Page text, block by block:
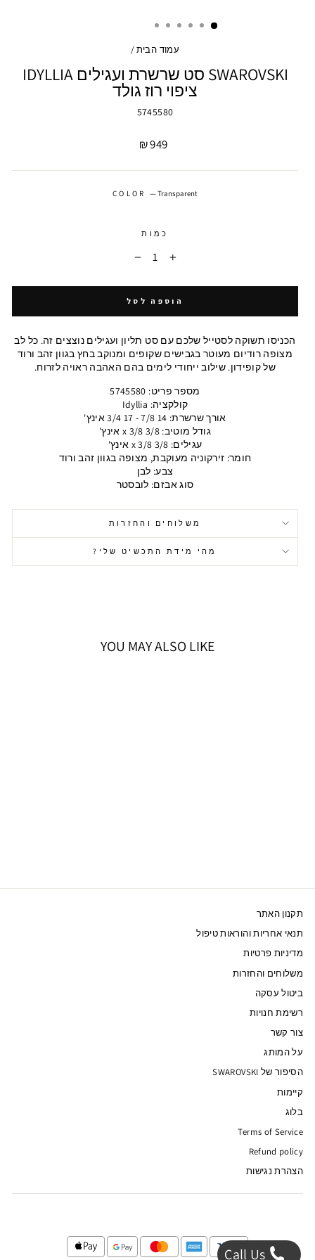
עמוד הבית /
SWAROVSKI סט שרשרת ועגילים IDYLLIA
ציפוי רוז גולד
5745580
מחיר
949 ₪
COLOR —Transparent
כמות
+
הוספה לסל
הכניסו תשוקה לסטייל שלכם עם סט תליון ועגילים נוצצים זה. כל לב
מצופה רודיום מעוטר בגבישים שקופים ומנוקב בחץ בגוון זהב ורוד
של קופידון. שילוב ייחודי לימים בהם האהבה ראויה לזרוח.
מספר פריט: 5745580
קולקציה: Idyllia
אורך שרשרת: 14 7/8 - 17 3/4 אינץ'
גודל מוטיב: 3/8 x 3/8 אינץ'
עגילים: 3/8 x 3/8 אינץ'
חומר: זירקוניה מעוקבת, מצופה בגוון זהב ורוד
צבע: לבן
סוג אבזם: לובסטר
משלוחים והחזרות
מהי מידת התכשיט שלי?
YOU MAY ALSO LIKE
תקנון האתר
תנאי אחריות והוראות טיפול
מדיניות פרטיות
משלוחים והחזרות
ביטול עסקה
רשימת חנויות
צור קשר
על המותג
הסיפור של SWAROVSKI
קיימות
בלוג
Terms of Service
Refund policy
הצהרת נגישות